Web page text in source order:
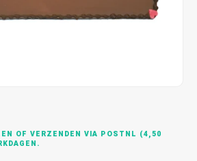
OF VERZENDEN VIA POSTNL (4,50